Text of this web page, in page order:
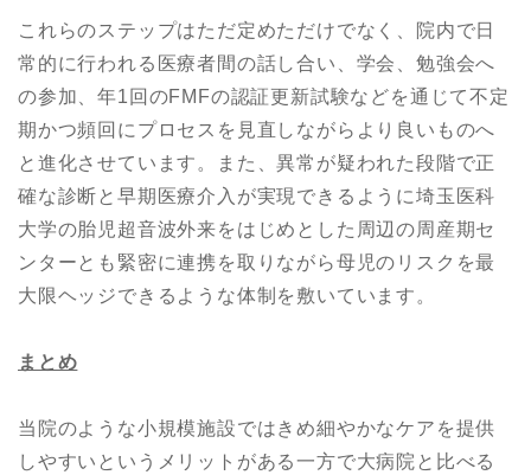
これらのステップはただ定めただけでなく、院内で日
常的に行われる医療者間の話し合い、学会、勉強会へ
の参加、年1回のFMFの認証更新試験などを通じて不定
期かつ頻回にプロセスを見直しながらより良いものへ
と進化させています。また、異常が疑われた段階で正
確な診断と早期医療介入が実現できるように埼玉医科
大学の胎児超音波外来をはじめとした周辺の周産期セ
ンターとも緊密に連携を取りながら母児のリスクを最
大限ヘッジできるような体制を敷いています。
まとめ
当院のような小規模施設ではきめ細やかなケアを提供
しやすいというメリットがある一方で大病院と比べる